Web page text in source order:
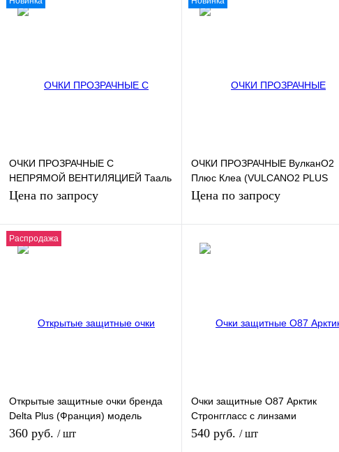
ОЧКИ ПРОЗРАЧНЫЕ С
НЕПРЯМОЙ ВЕНТИЛЯЦИЕЙ Тааль
(TAAL)
Цена по запросу
Запросить цену
ОЧКИ ПРОЗРАЧНЫЕ ВулканО2
Плюс Клеа (VULCANO2 PLUS
CLEAR)
Цена по запросу
Распродажа
Открытые защитные очки бренда
Delta Plus (Франция) модель
Липари 2 (LIPARI2) с прозрачной
360 руб. / шт
Очки защитные О87 Арктик
Стронггласс с линзами
повышенной прочности (ARCTIC
540 руб. / шт